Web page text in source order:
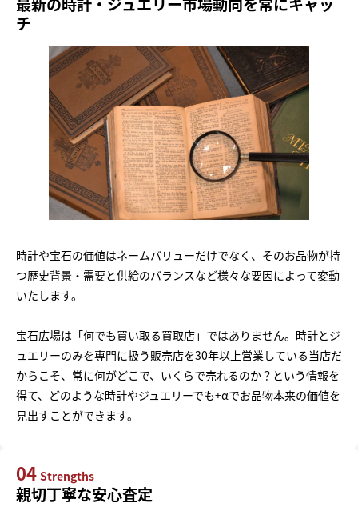
チ
時計や宝石の価値はネームバリューだけでなく、そのお品物が持
つ歴史背景・需要と供給のバランスなど様々な要因によって変動
いたします。
宝石広場は「何でも買い取る買取店」ではありません。時計とジ
ュエリーのみを専門に扱う販売店を30年以上営業している当店だ
からこそ、常に何がどこで、いくらで売れるのか？という情報を
得て、どのような時計やジュエリーでも+αでお品物本来の価値を
見出すことができます。
04 Strengths
親切丁寧な安心査定